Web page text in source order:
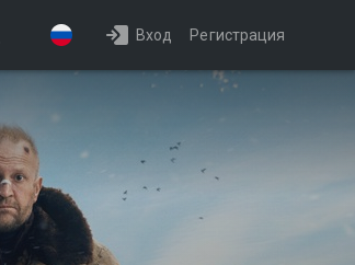
Вход Регистрация